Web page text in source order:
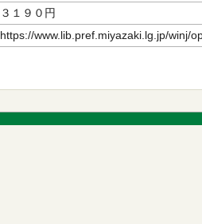
３１９０円
https://www.lib.pref.miyazaki.lg.jp/winj/